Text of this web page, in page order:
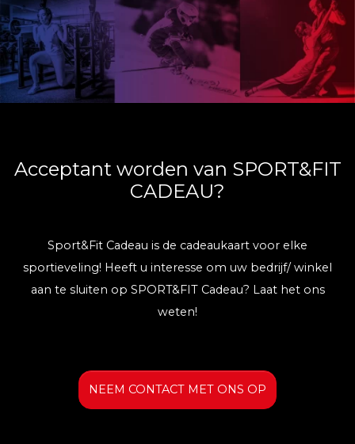
Acceptant worden van SPORT&FIT
CADEAU?
Sport&Fit Cadeau is de cadeaukaart voor elke
sportieveling! Heeft u interesse om uw bedrijf/ winkel
aan te sluiten op SPORT&FIT Cadeau? Laat het ons
weten!
NEEM CONTACT MET ONS OP